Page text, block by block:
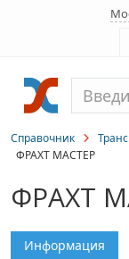
Справочник
ФРАХТ МАСТЕР
ФРАХТ
Информация